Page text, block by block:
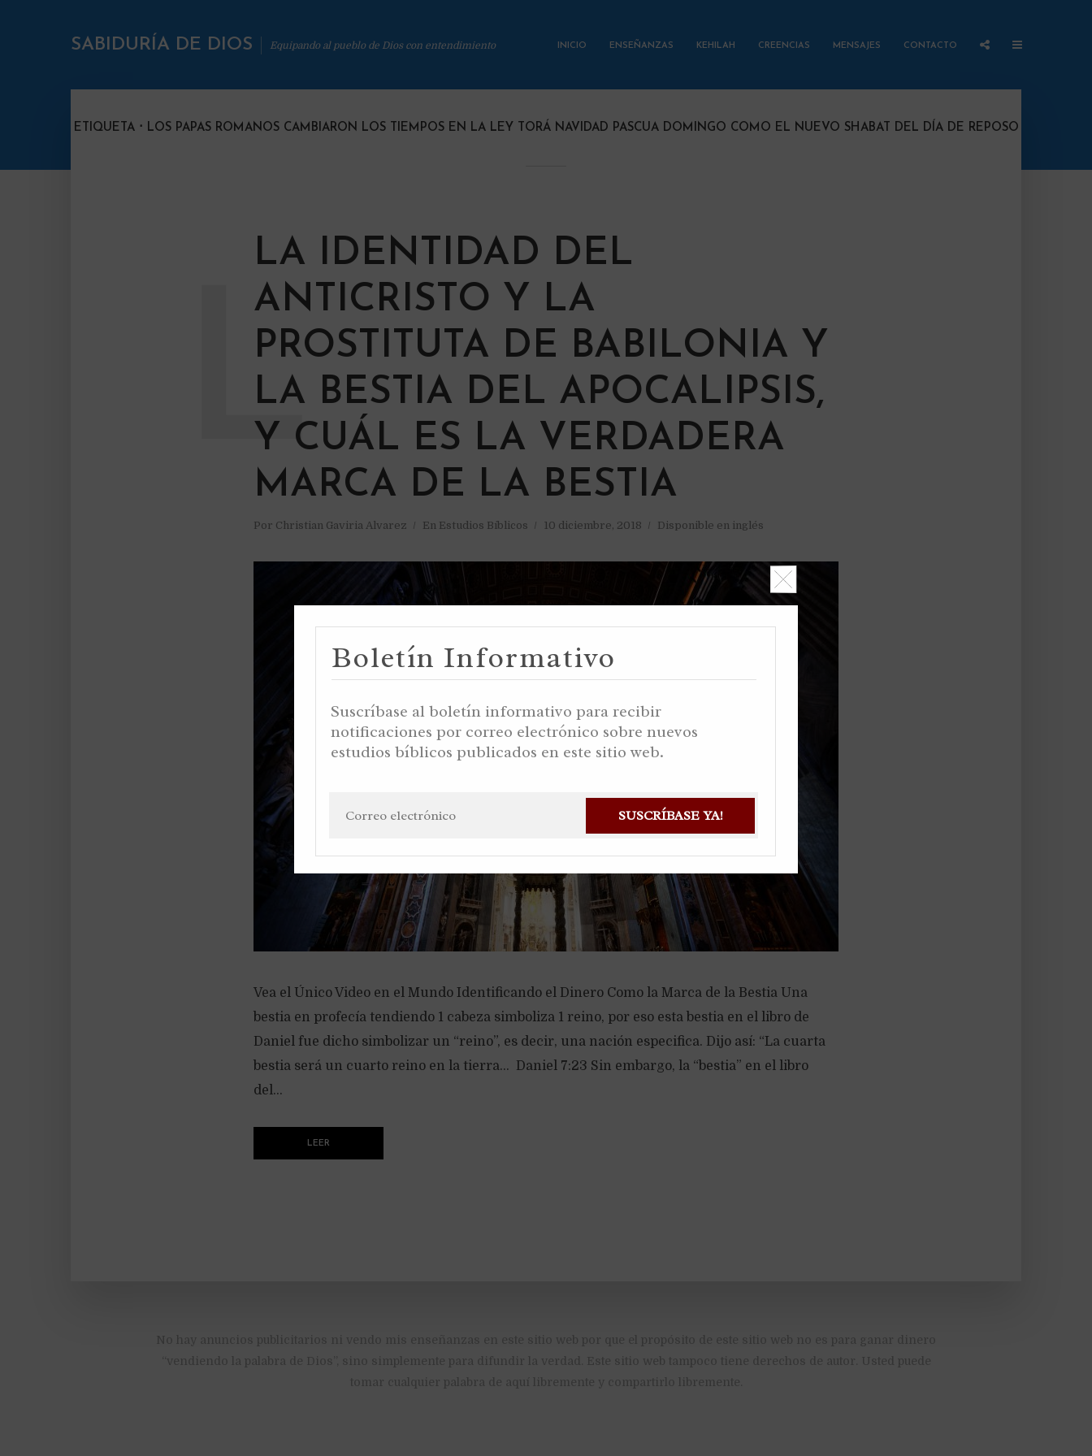
SABIDURÍA DE DIOS Equipando al pueblo de Dios con entendimiento INICIO ENSEÑANZAS KEHILAH CREENCIAS MENSAJES CONTACTO
ETIQUETA LOS PAPAS ROMANOS CAMBIARON LOS TIEMPOS EN LA LEY TORÁ NAVIDAD PASCUA DOMINGO COMO EL NUEVO SHABAT DEL DÍA DE REPOSO
LA IDENTIDAD DEL
ANTICRISTO Y LA
PROSTITUTA DE BABILONIA Y
LA BESTIA DEL APOCALIPSIS,
Y CUÁL ES LA VERDADERA
MARCA DE LA BESTIA
Por Christian Gaviria Alvarez En Estudios Bíblicos 10 diciembre, 2018 Disponible en inglés
L
Vea el Único Video en el Mundo Identificando el Dinero Como la Marca de la Bestia Una
bestia en profecía tendiendo 1 cabeza simboliza 1 reino, por eso esta bestia en el libro de
Daniel fue dicho simbolizar un “reino”, es decir, una nación especifica. Dijo así: “La cuarta
bestia será un cuarto reino en la tierra… Daniel 7:23 Sin embargo, la “bestia” en el libro
del...
LEER
“vendiendo la palabra de Dios”, sino simplemente para difundir la verdad. Este sitio web tampoco tiene derechos de autor. Usted puede
tomar cualquier palabra de aquí libremente y compartirlo libremente.
SUSCRÍBASE YA!
Boletín Informativo
Suscríbase al boletín informativo para recibir
notificaciones por correo electrónico sobre nuevos
estudios bíblicos publicados en este sitio web.